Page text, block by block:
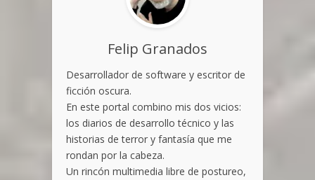
Felip Granados
Desarrollador de software y escritor de
ficción oscura.
En este portal combino mis dos vicios:
los diarios de desarrollo técnico y las
historias de terror y fantasía que me
rondan por la cabeza.
Un rincón multimedia libre de postureo,